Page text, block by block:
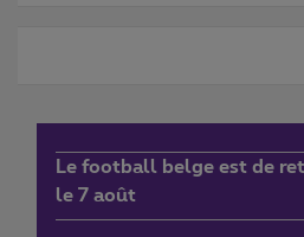
Le football belge est de
le 7 août